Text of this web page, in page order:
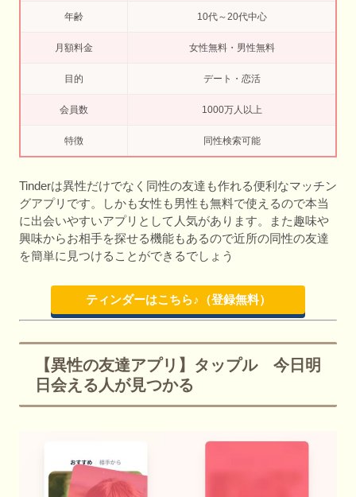
年齢 10代～20代中心
月額料金 女性無料・男性無料
目的 デート・恋活
会員数 1000万人以上
特徴 同性検索可能
Tinderは異性だけでなく同性の友達も作れる便利なマッチン
グアプリです。しかも女性も男性も無料で使えるので本当
に出会いやすいアプリとして人気があります。また趣味や
興味からお相手を探せる機能もあるので近所の同性の友達
を簡単に見つけることができるでしょう
ティンダーはこちら♪（登録無料）
【異性の友達アプリ】タップル 今日明
日会える人が見つかる